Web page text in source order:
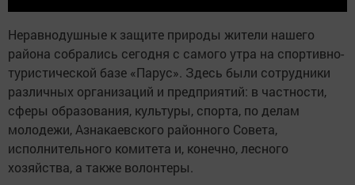
Неравнодушные к защите природы жители нашего
района собрались сегодня с самого утра на спортивно-
туристической базе «Парус». Здесь были сотрудники
различных организаций и предприятий: в частности,
сферы образования, культуры, спорта, по делам
молодежи, Азнакаевского районного Совета,
исполнительного комитета и, конечно, лесного
хозяйства, а также волонтеры.